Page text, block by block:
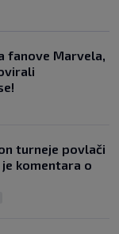
fanove Marvela,
turneje povlači
komentara o